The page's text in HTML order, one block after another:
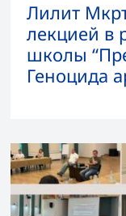
Лилит
лекцией в
школы
Геноцида